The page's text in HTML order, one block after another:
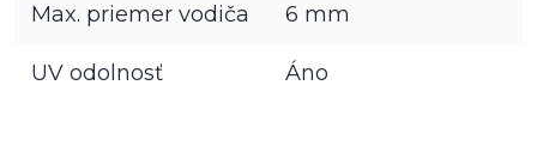
Max. priemer vodiča 6 mm
UV odolnosť Áno